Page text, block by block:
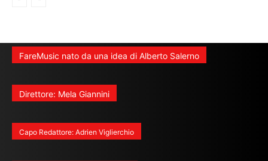
FareMusic nato da una idea di Alberto Salerno
Direttore: Mela Giannini
Capo Redattore: Adrien Viglierchio